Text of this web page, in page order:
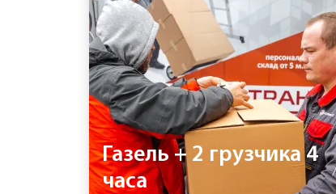
Газель + 2 грузчика 4
часа